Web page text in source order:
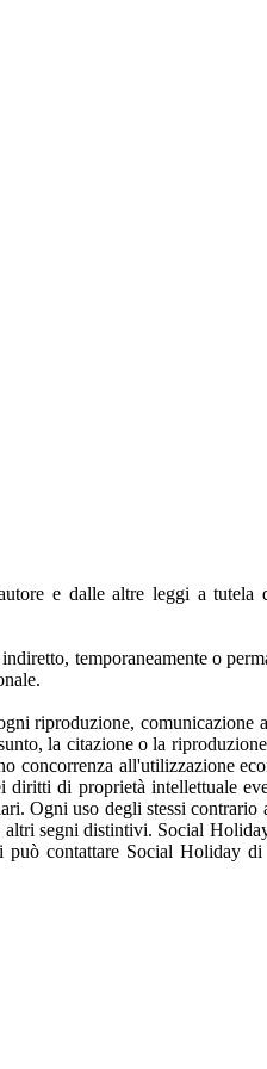
e dalle altre leggi a tutela
temporaneamente o
riproduzione, comunicazione
la citazione o la
all'utilizzazione
di proprietà intellettuale
Ogni uso degli stessi contrario
segni distintivi. Social
contattare Social Holiday di